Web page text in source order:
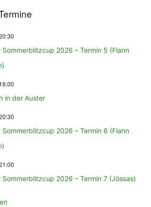
Sommerblitzcup 2026 – Termin 5 (Flann
16:00
in der Auster
Sommerblitzcup 2026 – Termin 6 (Flann
Sommerblitzcup 2026 – Termin 7 (Jössas)